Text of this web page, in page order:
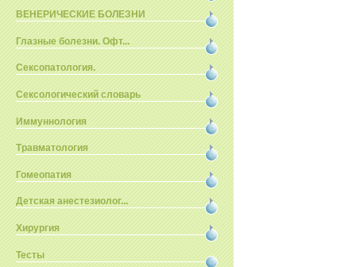
ВЕНЕРИЧЕСКИЕ БОЛЕЗНИ
Глазные болезни. Офт...
Сексопатология.
Сексологический словарь
Иммуннология
Травматология
Гомеопатия
Детская анестезиолог...
Хирургия
Тесты